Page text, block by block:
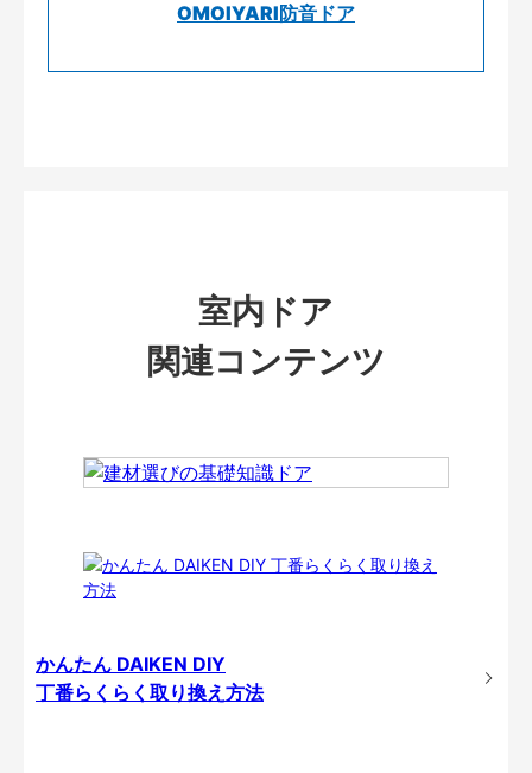
OMOIYARI防音ドア
室内ドア
関連コンテンツ
かんたん DAIKEN DIY
丁番らくらく取り換え方法